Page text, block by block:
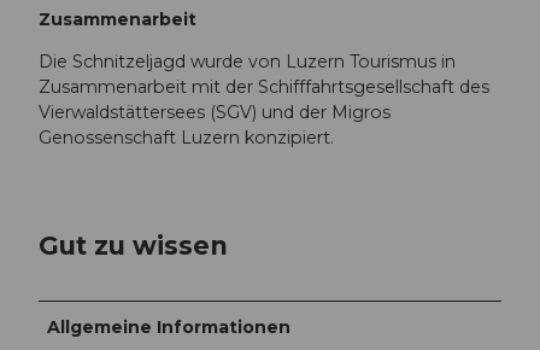
Zusammenarbeit
Die Schnitzeljagd wurde von Luzern Tourismus in
Zusammenarbeit mit der Schifffahrtsgesellschaft des
Vierwaldstättersees (SGV) und der Migros
Genossenschaft Luzern konzipiert.
Gut zu wissen
Allgemeine Informationen